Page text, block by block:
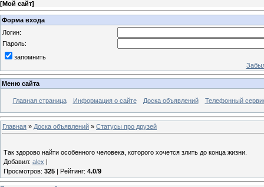
[Мой сайт]
Форма входа
Логин:
Пароль:
запомнить
Меню сайта
Главная страница Информация о сайте Доска объявлений Телефонный
Главная » Доска объявлений » Статусы про друзей
Так здорово найти особенного человека, которого хочется злить до конца жизни.
Добавил: alex |
Просмотров: 325 | Рейтинг: 4.0/9